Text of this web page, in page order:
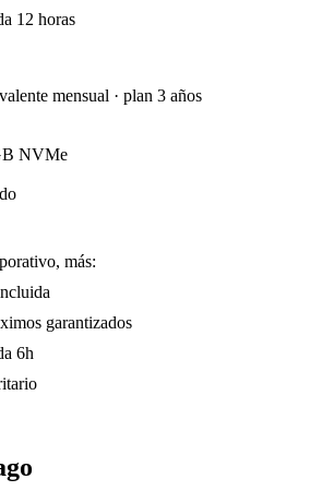
12 horas
mensual · plan 3 años
NVMe
más:
garantizados
6h